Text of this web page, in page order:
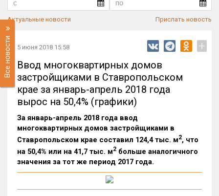
Актуальные новости Прислать новость
Все новости 5 июня 2018 15:58 +
Ввод многоквартирных домов
застройщиками в Ставропольском
крае за январь-апрель 2018 года
вырос на 50,4% (графики)
За январь-апрель 2018 года ввод
многоквартирных домов застройщиками в
Ставропольском крае составил 124,4 тыс. м2, что
на 50,4% или на 41,7 тыс. м2 больше аналогичного
значения за тот же период 2017 года.